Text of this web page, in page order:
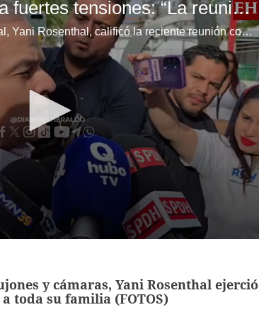
Yani Rosenthal revela fuertes tensiones: “La reunión fue caliente” en el Partido Liberal
El expresidente del Partido Liberal, Yani Rosenthal, calificó la reciente reunión como “caliente”, destacando que estuvo marcada por debates intensos y diferencias significativas entre los dirigentes del partido.
y cámaras, Yani Rosenthal ejerció
toda su familia (FOTOS)